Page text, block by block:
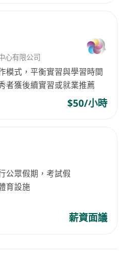
心有限公司
模式，平衡實習與學習時間
者獲後續實習或就業推薦
$50/小時
公眾假期，考試假
育設施
薪資面議